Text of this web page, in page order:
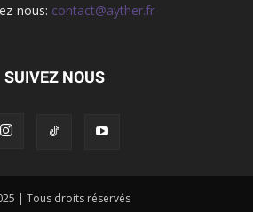
nous: contact@ayther.fr
SUIVEZ NOUS
| Tous droits réservés